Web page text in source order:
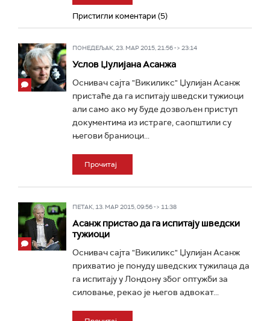
Пристигли коментари (5)
ПОНЕДЕЉАК, 23. МАР 2015, 21:56 -> 23:14
Услов Џулијана Асанжа
Оснивач сајта "Викиликс" Џулијан Асанж
пристаће да га испитају шведски тужиоци
али само ако му буде дозвољен приступ
документима из истраге, саопштили су
његови браниоци...
Прочитај
ПЕТАК, 13. МАР 2015, 09:56 -> 11:38
Асанж пристао да га испитају шведски
тужиоци
Оснивач сајта "Викиликс" Џулијан Асанж
прихватио је понуду шведских тужилаца да
га испитају у Лондону због оптужби за
силовање, рекао је његов адвокат...